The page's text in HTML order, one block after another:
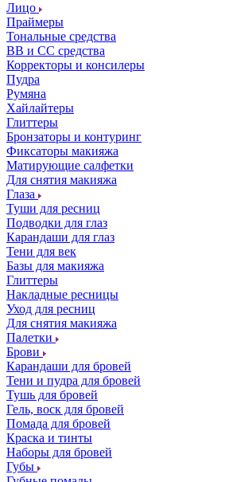
Лицо
Праймеры
Тональные средства
ВВ и СС средства
Корректоры и консилеры
Пудра
Румяна
Хайлайтеры
Глиттеры
Бронзаторы и контуринг
Фиксаторы макияжа
Матирующие салфетки
Для снятия макияжа
Глаза
Туши для ресниц
Подводки для глаз
Карандаши для глаз
Тени для век
Базы для макияжа
Глиттеры
Накладные ресницы
Уход для ресниц
Для снятия макияжа
Палетки
Брови
Карандаши для бровей
Тени и пудра для бровей
Тушь для бровей
Гель, воск для бровей
Помада для бровей
Краска и тинты
Наборы для бровей
Губы